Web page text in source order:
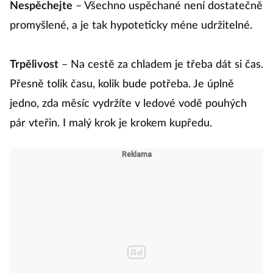
Nespěchejte – Všechno uspěchané není dostatečně
promyšlené, a je tak hypoteticky méne udržitelné.
Trpělivost – Na cestě za chladem je třeba dát si čas.
Přesně tolik času, kolik bude potřeba. Je úplně
jedno, zda měsíc vydržíte v ledové vodě pouhých
pár vteřin. I malý krok je krokem kupředu.